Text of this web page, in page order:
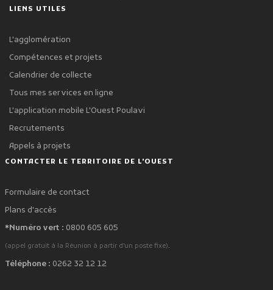
LIENS UTILES
L'agglomération
Compétences et projets
Calendrier de collecte
Tous mes services en ligne
L'application mobile L'Ouest Poulavi
Recrutements
Appels à projets
CONTACTER LE TERRITOIRE DE L'OUEST
Formulaire de contact
Plans d'accès
*Numéro vert : 0800 605 605
(appel gratuit à la Réunion à partir d'un poste fixe).
Téléphone : 0262 32 12 12